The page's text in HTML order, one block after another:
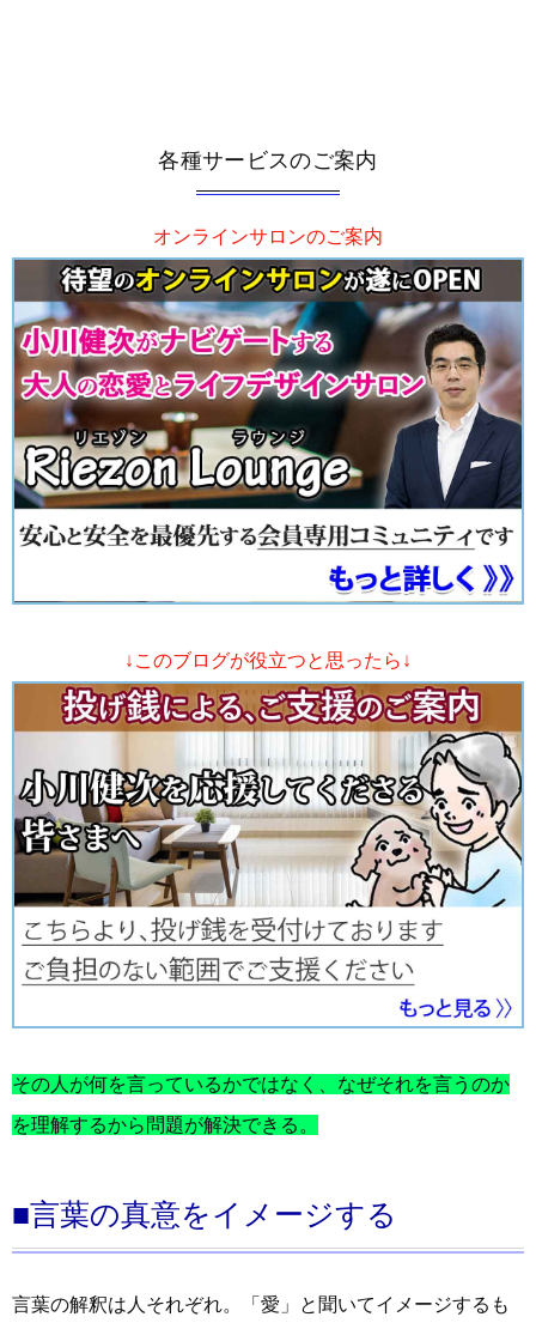
各種サービスのご案内
オンラインサロンのご案内
↓このブログが役立つと思ったら↓
その人が何を言っているかではなく、なぜそれを言うのか
を理解するから問題が解決できる。
■言葉の真意をイメージする
言葉の解釈は人それぞれ。「愛」と聞いてイメージするも